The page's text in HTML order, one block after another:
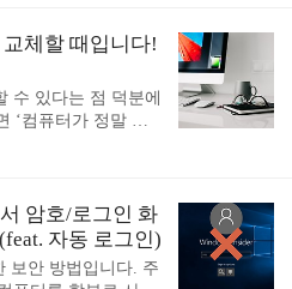
면 일주일에 한 번
꾸도록 사진 교체..
일시 중지는 물론, 1
이 더 빠른 속도로
, 재생 목록의 다음
기/닫기를 키보드 키
. 실제로 사용해보
는데요. 아래에 유
맥(macOS), 리
체할 때입니다!
수 있다는 점 덕분에
‘컴퓨터가 정말 오
각이 들 때가 많습니
순 없지만, 붙잡고
는 건-, 좋은 기억이
일-.’ - SG 와사비
발췌 맥(Mac)이 교
암호/로그인 화
자동 로그인)
보안 방법입니다. 주